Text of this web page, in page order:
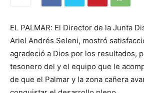
EL PALMAR: El Director de la Junta
Ariel Andrés Seleni, mostró
agradeció a Dios por los resultados,
tesonero del y el equipo que le
de que el Palmar y la zona cañera